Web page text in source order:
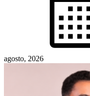
agosto, 2026